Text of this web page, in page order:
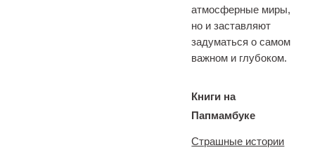
атмосферные миры,
но и заставляют
задуматься о самом
важном и глубоком.
Книги на
Папмамбуке
Страшные истории